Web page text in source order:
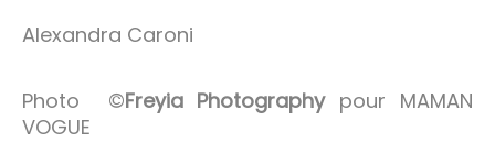
Alexandra Caroni
Photo ©Freyia Photographypour MAMAN
VOGUE